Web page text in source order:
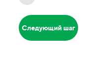
Следующий шаг